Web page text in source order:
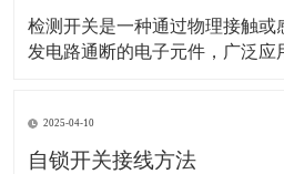
检测开关是一种通过物理接触或
发电路通断的电子元件，广泛应
内部电路状态： 机械式：外力（
弹片或触点变形，直接连通或断
2025-04-10
自锁开关接线方法